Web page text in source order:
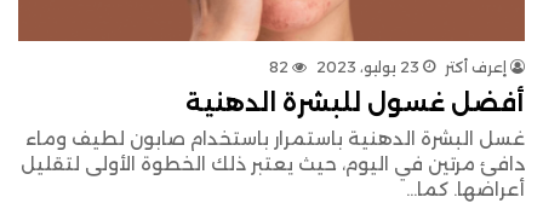
إعرف أكتر 23 يوليو، 2023 82
أفضل غسول للبشرة الدهنية
غسل البشرة الدهنية باستمرار باستخدام صابون لطيف وماء
دافئ مرتين في اليوم، حيث يعتبر ذلك الخطوة الأولى لتقليل
أعراضها. كما…